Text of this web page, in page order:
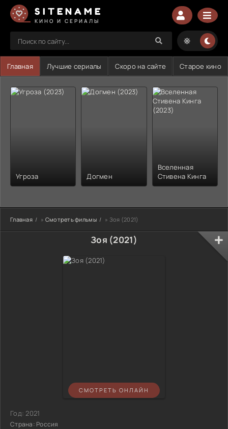
SITENAME
КИНО И СЕРИАЛЫ
Главная Лучшие сериалы Скоро на сайте Старое кино
Угроза Догмен
Вселенная
Стивена Кинга
Главная » Смотреть фильмы » Зоя (2021)
Зоя (2021)
СМОТРЕТЬ ОНЛАЙН
Год:2021
Страна: Россия